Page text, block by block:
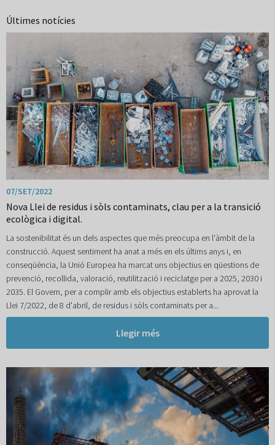
Últimes notícies
07/SET/2022
Nova Llei de residus i sòls contaminats, clau per a la transició
ecològica i digital.
La sostenibilitat és un dels aspectes que més preocupa en l'àmbit de la
construcció. Aquest sentiment ha anat a més en els últims anys i, en
conseqüència, la Unió Europea ha marcat uns objectius en qüestions de
prevenció, recollida, valoració, reutilització i reciclatge per a 2025, 2030 i
2035. El Govern, per a complir amb els objectius establerts ha aprovat la
Llei 7/2022, de 8 d'abril, de residus i sòls contaminats per a...
Llegir més